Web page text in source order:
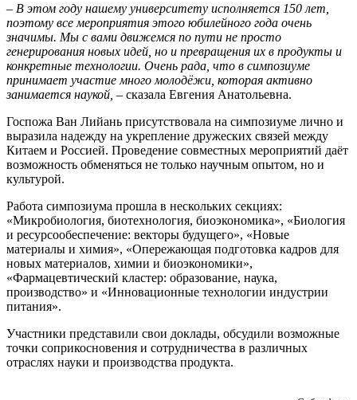
– В этом году нашему университету исполняется 150 лет,
поэтому все мероприятия этого юбилейного года очень
значимы. Мы с вами движемся по пути не просто
генерирования новых идей, но и превращения их в продукты и
конкретные технологии. Очень рада, что в симпозиуме
принимает участие много молодёжи, которая активно
занимается наукой, – сказала Евгения Анатольевна.
Госпожа Ван Лийань присутствовала на симпозиуме лично и
выразила надежду на укрепление дружеских связей между
Китаем и Россией. Проведение совместных мероприятий даёт
возможность обменяться не только научным опытом, но и
культурой.
Работа симпозиума прошла в нескольких секциях:
«Микробиология, биотехнология, биоэкономика», «Биология
и ресурсообеспечение: векторы будущего», «Новые
материалы и химия», «Опережающая подготовка кадров для
новых материалов, химии и биоэкономики»,
«Фармацевтический кластер: образование, наука,
производство» и «Инновационные технологии индустрии
питания».
Участники представили свои доклады, обсудили возможные
точки соприкосновения и сотрудничества в различных
отраслях науки и производства продукта.